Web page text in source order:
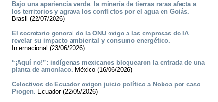
Bajo una apariencia verde, la minería de tierras raras afecta a
los territorios y agrava los conflictos por el agua en Goiás.
Brasil (22/07/2026)
El secretario general de la ONU exige a las empresas de IA
revelar su impacto ambiental y consumo energético.
Internacional (23/06/2026)
“¡Aquí no!”: indígenas mexicanos bloquearon la entrada de una
planta de amoníaco. México (16/06/2026)
Colectivos de Ecuador exigen juicio político a Noboa por caso
Progen. Ecuador (22/05/2026)